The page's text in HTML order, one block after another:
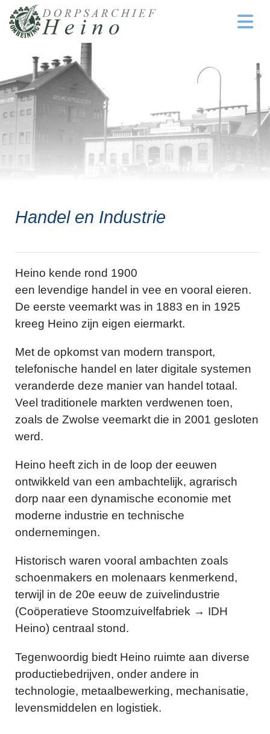
Handel en Industrie
Heino kende rond 1900
een levendige handel in vee en vooral eieren.
De eerste veemarkt was in 1883 en in 1925
kreeg Heino zijn eigen eiermarkt.
Met de opkomst van modern transport,
telefonische handel en later digitale systemen
veranderde deze manier van handel totaal.
Veel traditionele markten verdwenen toen,
zoals de Zwolse veemarkt die in 2001 gesloten
werd.
Heino heeft zich in de loop der eeuwen
ontwikkeld van een ambachtelijk, agrarisch
dorp naar een dynamische economie met
moderne industrie en technische
ondernemingen.
Historisch waren vooral ambachten zoals
schoenmakers en molenaars kenmerkend,
terwijl in de 20e eeuw de zuivelindustrie
(Coöperatieve Stoomzuivelfabriek → IDH
Heino) centraal stond.
Tegenwoordig biedt Heino ruimte aan diverse
productiebedrijven, onder andere in
technologie, metaalbewerking, mechanisatie,
levensmiddelen en logistiek.